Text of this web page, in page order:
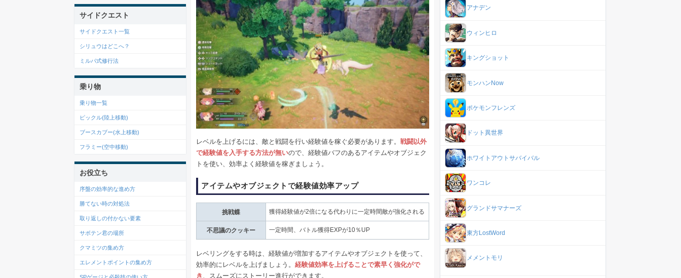
レベルを上げるには、敵と戦闘を行い経験値を稼ぐ必要があります。 戦闘以外
で経験値を入手する方法が無いので、経験値バフのあるアイテムやオブジェク
トを使い、効率よく経験値を稼ぎましょう。
アイテムやオブジェクトで経験値効率アップ
挑戦蝶 獲得経験値が2倍になる代わりに一定時間敵が強化される
不思議のクッキー 一定時間、バトル獲得EXPが10％UP
レベリングをする時は、経験値が増加するアイテムやオブジェクトを使って、
効率的にレベルを上げましょう。 経験値効率を上げることで素早く強化がで
き 、スムーズにストーリー進行ができます。
サイドクエスト
サイドクエスト一覧
シリュウはどこへ？
ミルパ式修行法
乗り物
乗り物一覧
ピックル(陸上移動)
ブースカブー(水上移動)
フラミー(空中移動)
お役立ち
序盤の効率的な進め方
勝てない時の対処法
取り返しの付かない要素
サボテン君の場所
クマミツの集め方
エレメントポイントの集め方
SPゲージと必殺技の使い方
アナデン
ウィンヒロ
キングショット
モンハンNow
ポケモンフレンズ
ドット異世界
ホワイトアウトサバイバル
ワンコレ
グランドサマナーズ
東方LostWord
メメントモリ